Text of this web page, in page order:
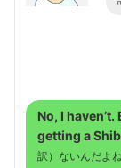
No, I
getting a
訳）ないんだよ